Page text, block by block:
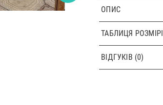
ОПИС
ТАБЛИЦЯ
ВІДГУКІВ (0)